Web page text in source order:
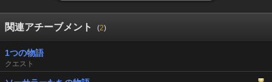
関連アチーブメント (2)
1つの物語
クエスト